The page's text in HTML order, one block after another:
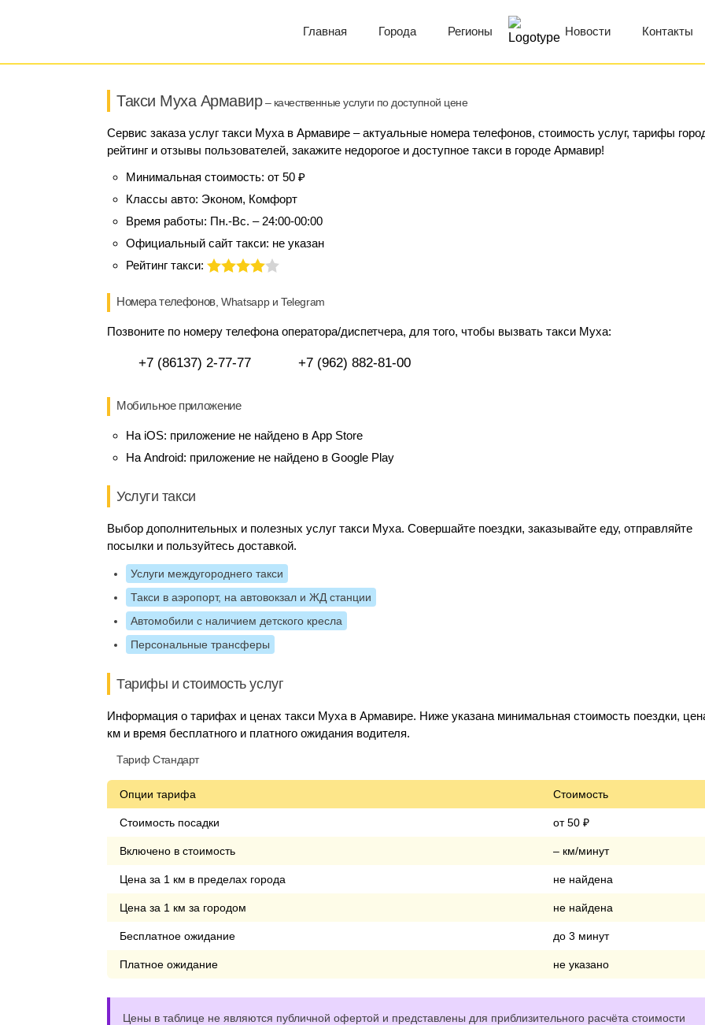
Главная Города Регионы Новости Контакты
Такси Муха Армавир– качественные услуги по доступной цене
Сервис заказа услуг такси Муха в Армавире – актуальные номера телефонов, стоимость услуг, тарифы
рейтинг и отзывы пользователей, закажите недорогое и доступное такси в городе Армавир!
Минимальная стоимость: от 50 ₽
Классы авто: Эконом, Комфорт
Время работы: Пн.-Вс. – 24:00-00:00
Официальный сайт такси: не указан
Рейтинг такси:
Номера телефонов, Whatsapp и Telegram
Позвоните по номеру телефона оператора/диспетчера, для того, чтобы вызвать такси Муха:
+7 (86137) 2-77-77 +7 (962) 882-81-00
Мобильное приложение
На iOS: приложение не найдено в App Store
На Android: приложение не найдено в Google Play
Услуги такси
Выбор дополнительных и полезных услуг такси Муха. Совершайте поездки, заказывайте еду, отправляйте
посылки и пользуйтесь доставкой.
Услуги междугороднего такси
Такси в аэропорт, на автовокзал и ЖД станции
Автомобили с наличием детского кресла
Персональные трансферы
Тарифы и стоимость услуг
Информация о тарифах и ценах такси Муха в Армавире. Ниже указана минимальная стоимость поездки,
км и время бесплатного и платного ожидания водителя.
Тариф Стандарт
Опции тарифа Стоимость
Стоимость посадки от 50 ₽
Включено в стоимость – км/минут
Цена за 1 км в пределах города не найдена
Цена за 1 км за городом не найдена
Бесплатное ожидание до 3 минут
Платное ожидание не указано
Цены в таблице не являются публичной офертой и представлены для приблизительного расчёта стоимости